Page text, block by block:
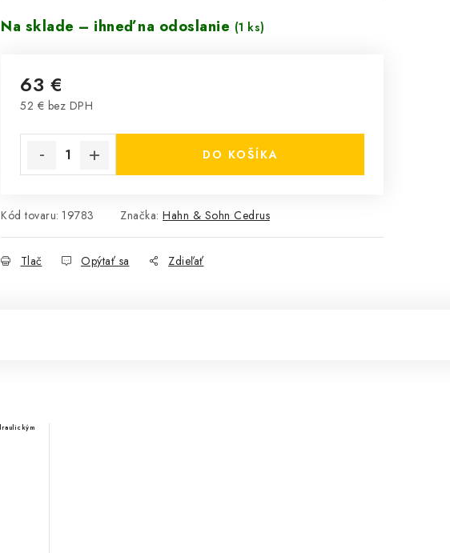
Na sklade – ihneď na odoslanie (1 ks)
63 €
52 € bez DPH
DO KOŠÍKA
Kód tovaru: 19783 Značka: Hahn & Sohn Cedrus
Tlač Opýtať sa Zdieľať